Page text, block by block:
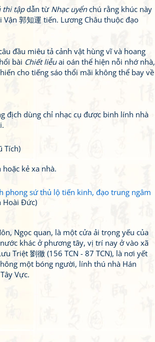
thi tậpdẫn từ Nhạc uyểnchú rằng khúc này
郭知運 tiến. Lương Châu thuộc đạo
đầu miêu tả cảnh vật hùng vĩ và hoang
bài Chiết liễuai oán thể hiện nỗi nhớ nhà,
cho tiếng sáo thổi mãi không thể bay về
địch dùng chỉ nhạc cụ được binh lính nhà
Tích)
kẻ xa nhà.
phong sứ thủ lộ tiến kinh, đạo trung ngâm
Hoài Đức)
Ngọc quan, là một cửa ải trọng yếu của
khác ở phương tây, vị trí nay ở vào xã
Triệt 劉徹 (156 TCN - 87 TCN), là nơi yết
một bóng người, lính thú nhà Hán
Vực.